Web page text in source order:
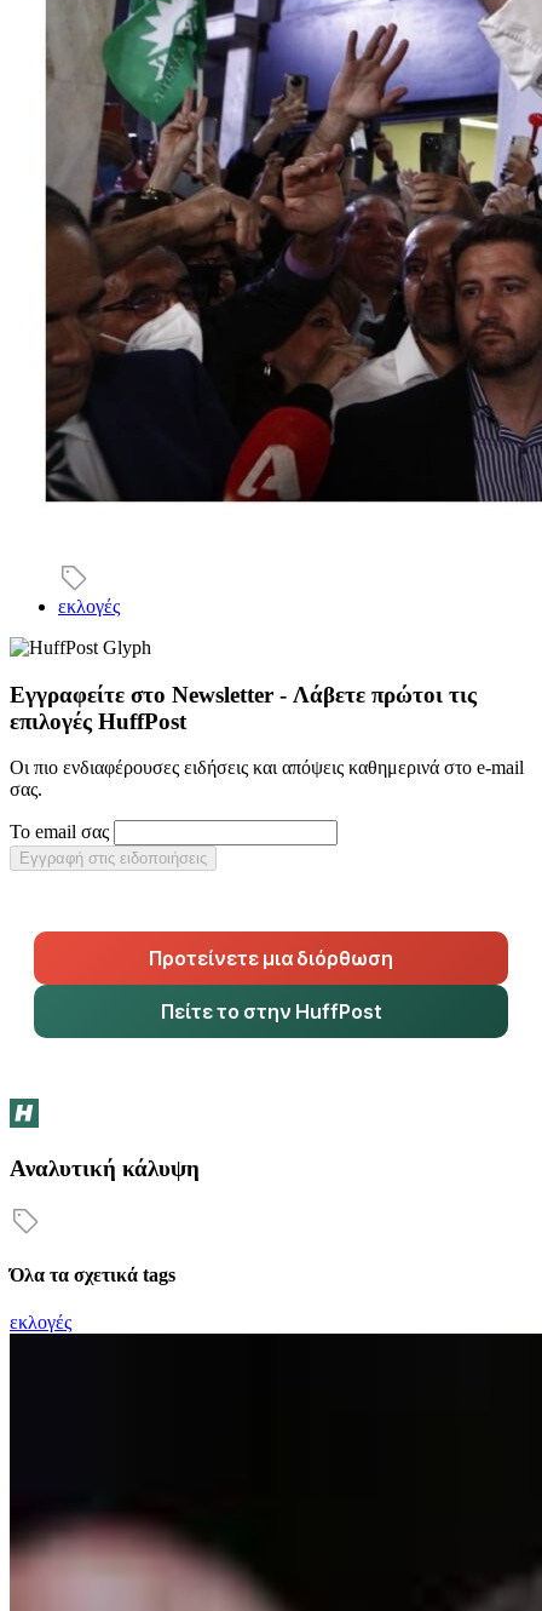
εκλογές
Εγγραφείτε στο Newsletter - Λάβετε πρώτοι τις
επιλογές HuffPost
Οι πιο ενδιαφέρουσες ειδήσεις και απόψεις καθημερινά στο e-mail
σας.
Το email σας
Εγγραφή στις ειδοποιήσεις
Προτείνετε μια διόρθωση
Πείτε το στην HuffPost
Αναλυτική κάλυψη
Όλα τα σχετικά tags
εκλογές